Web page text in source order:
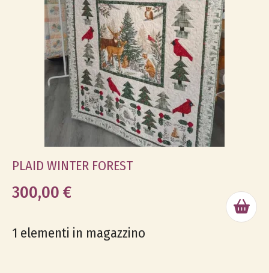
PLAID WINTER FOREST
300,00 €
1 elementi in magazzino